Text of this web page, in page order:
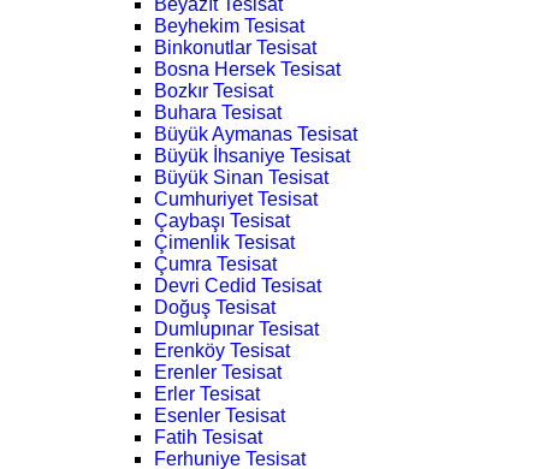
Beyazıt Tesisat
Beyhekim Tesisat
Binkonutlar Tesisat
Bosna Hersek Tesisat
Bozkır Tesisat
Buhara Tesisat
Büyük Aymanas Tesisat
Büyük İhsaniye Tesisat
Büyük Sinan Tesisat
Cumhuriyet Tesisat
Çaybaşı Tesisat
Çimenlik Tesisat
Çumra Tesisat
Devri Cedid Tesisat
Doğuş Tesisat
Dumlupınar Tesisat
Erenköy Tesisat
Erenler Tesisat
Erler Tesisat
Esenler Tesisat
Fatih Tesisat
Ferhuniye Tesisat